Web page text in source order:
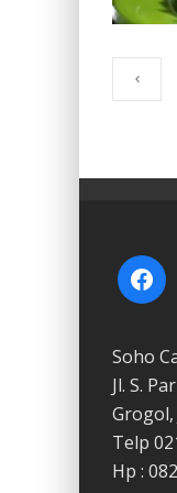
Soho
Jl. S.
Telp
Hp :